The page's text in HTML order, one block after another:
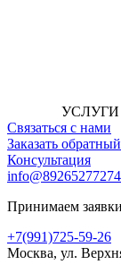
Связаться с нами
Заказать
Консультация
Принимаем
+7(991)725-59-26
Москва, ул.